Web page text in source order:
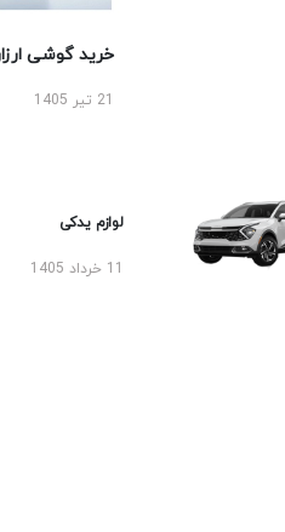
خرید گوشی ارزان
لوازم یدکی